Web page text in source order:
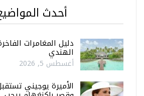
أحدث
دليل المغامرات
الهندي
أغسطس 5, 2026
الأميرة يوجيني